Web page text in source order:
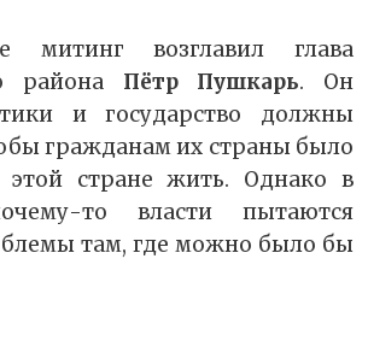
митинг возглавил глава
района Пётр Пушкарь. Он
и государство должны
гражданам их страны было
стране жить. Однако в
то власти пытаются
там, где можно было бы